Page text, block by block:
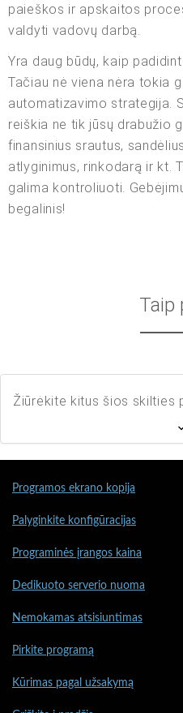
paieškos ir apskaitos
valdyti vadovų darbą.
Yra daug būdų, kaip
Tačiau nė viena nėra tokia
automatizavimo strategija.
reiškia ne tik jūsų drabužio
finansinius srautus,
atlyginimus, rinkodarą ir kt.
galima kontroliuoti.
begalinis!
Taip
Žiūrėkite kitus šios skilties
Programos ekrano kopija
Palyginkite konfigūracijas
Programinės įrangos kaina
Dedikuoto serverio nuoma
Nemokamas atsisiuntimas
Pirkite programą
Kūrimas pagal užsakymą